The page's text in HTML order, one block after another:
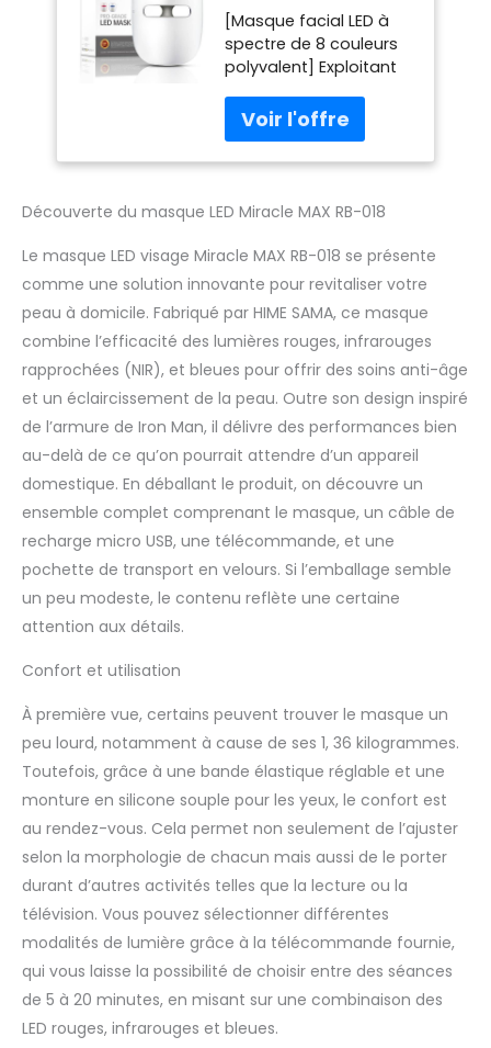
Led Visage, Avec
lumière Infrarouge,
Rouge, Bleue,
Verte, Utilisée pour
Anti-âge & Anti
Ride, Portable Sans
Fil, Miracle ACE
[Masque facial LED à
spectre de 8 couleurs
polyvalent] Exploitant
couleurs distinctes
avec une précision
allant jusqu'à ±5nm,
infrarouge (820nm), le
(465nm), le vert
(520nm), le jaune, le
violet, le bleu-vert et le
blanc. Chaque couleur
est adaptée pour
répondre à divers
besoins de la peau,
offrant des avantages
tels que la réduction
des rides, la stimulation
de la production de
collagène, un teint
uniforme. [Conception
brevetée innovante] Le
masque LED HIME SAMA
est doté d'un support
coussinet de menton
ajustable pour
s'adapter à différentes
formes de visage. Ces
caractéristiques
uniques maintiennent
une distance de 1 cm
pour une expérience
plus sûre et plus
propre, garantissant
une couverture
optimale pour la peau
du visage et du cou.
[Totalement sans fil et
portable] Nos Pro
Découverte du masque LED Miracle MAX RB-018
Le masque LED visage Miracle MAX RB-018 se présente
comme une solution innovante pour revitaliser votre
peau à domicile. Fabriqué par HIME SAMA, ce masque
combine l’efficacité des lumières rouges, infrarouges
rapprochées (NIR), et bleues pour offrir des soins anti-âge
et un éclaircissement de la peau. Outre son design inspiré
de l’armure de Iron Man, il délivre des performances bien
au-delà de ce qu’on pourrait attendre d’un appareil
domestique. En déballant le produit, on découvre un
ensemble complet comprenant le masque, un câble de
recharge micro USB, une télécommande, et une
pochette de transport en velours. Si l’emballage semble
un peu modeste, le contenu reflète une certaine
attention aux détails.
Confort et utilisation
À première vue, certains peuvent trouver le masque un
peu lourd, notamment à cause de ses 1, 36 kilogrammes.
Toutefois, grâce à une bande élastique réglable et une
monture en silicone souple pour les yeux, le confort est
au rendez-vous. Cela permet non seulement de l’ajuster
selon la morphologie de chacun mais aussi de le porter
durant d’autres activités telles que la lecture ou la
télévision. Vous pouvez sélectionner différentes
modalités de lumière grâce à la télécommande fournie,
qui vous laisse la possibilité de choisir entre des séances
de 5 à 20 minutes, en misant sur une combinaison des
LED rouges, infrarouges et bleues.